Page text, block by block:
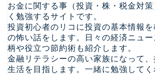
お金に関する事（投資・株・税金対
く勉強するサイトです。
投資初心者のリコに投資の基本情報
の怖い話をします。日々の経済ニュ
柄や役立つ節約術も紹介します。
金融リテラシーの高い家族になって
生活を目指します。一緒に勉強してく